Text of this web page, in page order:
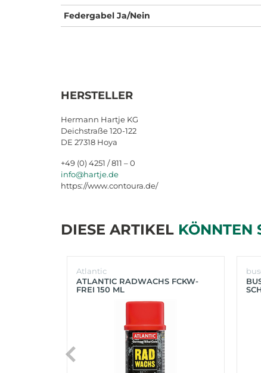
Federgabel Ja/Nein
HERSTELLER
Hermann Hartje KG
Deichstraße 120-122
DE 27318 Hoya
+49 (0) 4251 / 811 – 0
info@hartje.de
https://www.contoura.de/
DIESE ARTIKEL KÖNNTEN
Atlantic
ATLANTIC RADWACHS FCKW-
FREI 150 ML